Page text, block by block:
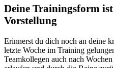
Deine Trainingsform
Vorstellung
Erinnerst du dich noch an deine
letzte Woche im Training
Teamkollegen auch nach